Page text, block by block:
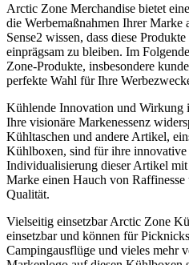
Arctic Zone Merchandise bietet
die Werbemaßnahmen Ihrer
Sense2 wissen, dass diese
einprägsam zu bleiben. Im
Zone-Produkte, insbesondere
perfekte Wahl für Ihre
Kühlende Innovation und
Ihre visionäre Markenessenz
Kühltaschen und andere Artikel,
Kühlboxen, sind für ihre
Individualisierung dieser Artikel
Marke einen Hauch von
Qualität.
Vielseitig einsetzbar Arctic Zone
einsetzbar und können für
Campingausflüge und vieles mehr